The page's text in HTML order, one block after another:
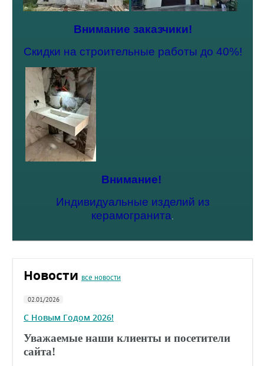
Внимание заказчики!
Скидки на строительные работы до 40%!
Внимание!
Индивидуальные изделий из
керамогранита
Новости все новости
02.01/2026
С Новым Годом 2026!
Уважаемые наши клиенты и посетители
сайта!